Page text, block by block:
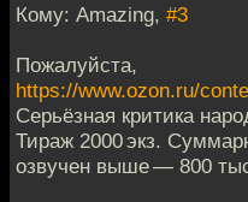
Кому: Amazing, #3
Пожалуйста,
https://www.ozon.ru/
Серьёзная критика
Тираж 2000 экз.
озвучен выше — 800